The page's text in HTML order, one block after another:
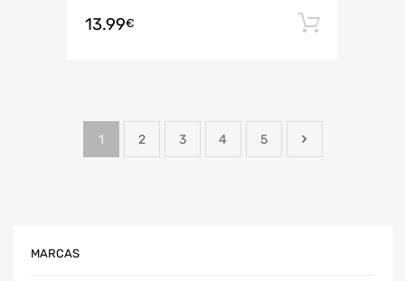
13.99€
1 2 3 4 5
MARCAS